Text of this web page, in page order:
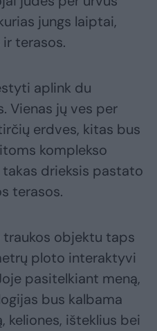
jungs laiptai,
terasos.
aplink du
Vienas jų ves per
erdves, kitas bus
komplekso
drieksis pastato
terasos.
traukos objektu taps
ploto interaktyvi
pasitelkiant meną,
bus kalbama
keliones, išteklius bei